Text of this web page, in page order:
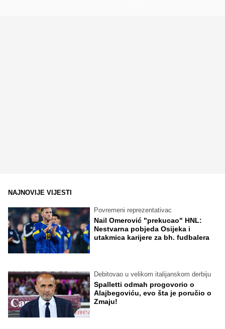
NAJNOVIJE VIJESTI
Povremeni reprezentativac
Nail Omerović "prekucao" HNL:
Nestvarna pobjeda Osijeka i
utakmica karijere za bh. fudbalera
Debitovao u velikom italijanskom derbiju
Spalletti odmah progovorio o
Alajbegoviću, evo šta je poručio o
Zmaju!